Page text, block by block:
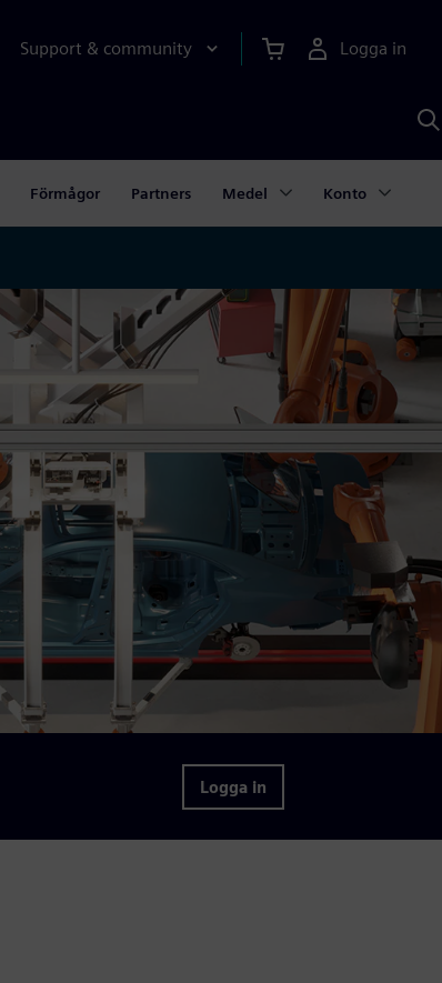
Support & community Logga in
Förmågor Partners Medel Konto
Logga in